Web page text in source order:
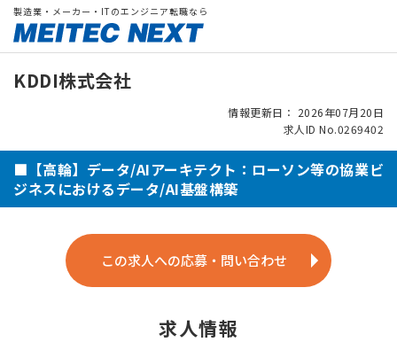
製造業・メーカー・ITのエンジニア転職なら
KDDI株式会社
情報更新日： 2026年07月20日
求人ID No.0269402
■【高輪】データ/AIアーキテクト：ローソン等の協業ビ
ジネスにおけるデータ/AI基盤構築
この求人への応募・問い合わせ
求人情報